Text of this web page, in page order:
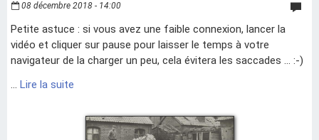
08 décembre 2018 - 14:00
Petite astuce : si vous avez une faible connexion, lancer la
vidéo et cliquer sur pause pour laisser le temps à votre
navigateur de la charger un peu, cela évitera les saccades ... :-)
... Lire la suite